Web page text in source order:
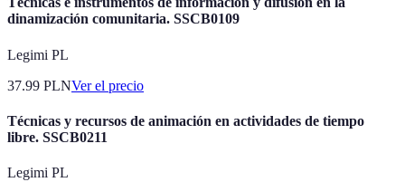
dinamización comunitaria. SSCB0109
Legimi PL
37.99 PLNVer el precio
Técnicas y recursos de animación en actividades de tiempo
libre. SSCB0211
Legimi PL